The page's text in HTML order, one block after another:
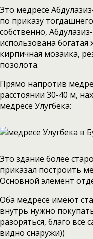
Это медресе
по приказу
собственно,
использована богатая
кирпичная мозаика,
позолота.
Прямо напротив
расстоянии 30-40 м,
медресе Улугбека:
Это здание более
приказал построить
Основной элемент
Оба медресе имеют
внутрь нужно
разоряться, благо всё
видно снаружи))